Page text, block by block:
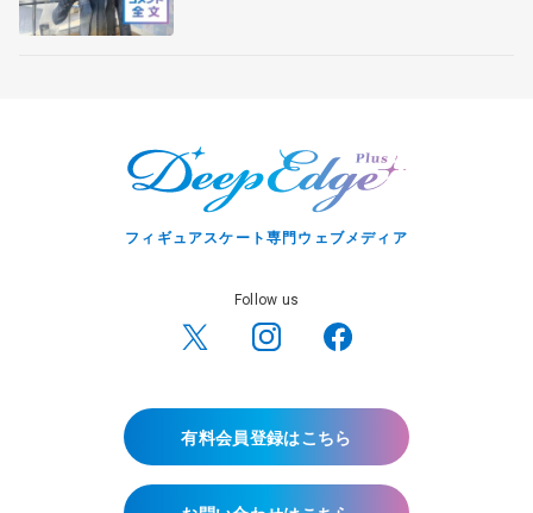
フィギュアスケート専門ウェブメディア
Follow us
有料会員登録はこちら